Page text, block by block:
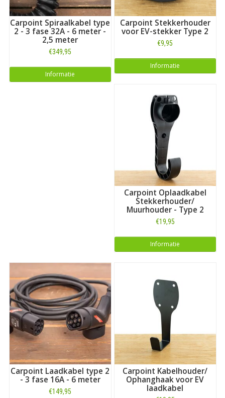
Carpoint Spiraalkabel type
2 - 3 fase 32A - 6 meter -
2,5 meter
€349,95
Informatie
Carpoint Stekkerhouder
voor EV-stekker Type 2
€9,95
Informatie
Carpoint Oplaadkabel
Stekkerhouder/
Muurhouder - Type 2
€19,95
Informatie
Carpoint Laadkabel type 2
- 3 fase 16A - 6 meter
€149,95
Carpoint Kabelhouder/
Ophanghaak voor EV
laadkabel